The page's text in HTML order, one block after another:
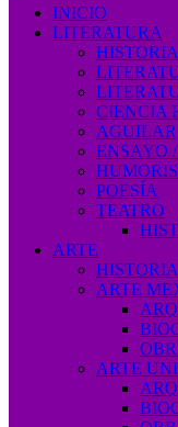
INICIO
LITERATURA
CIENCIA
AGUILAR
ENSAYO
POESÍA
TEATRO
ARTE
ARTE
ARTE